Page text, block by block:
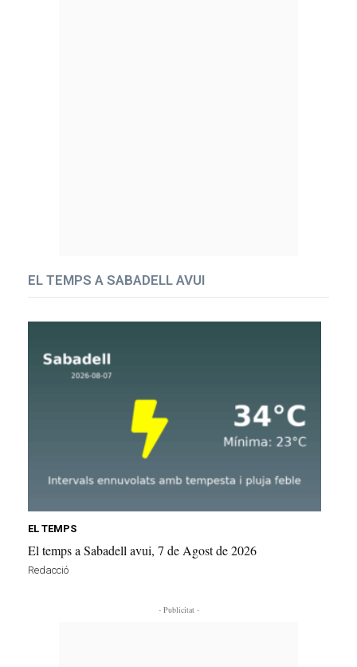
EL TEMPS A SABADELL AVUI
EL TEMPS
El temps a Sabadell avui, 7 de Agost de 2026
Redacció
- Publicitat -